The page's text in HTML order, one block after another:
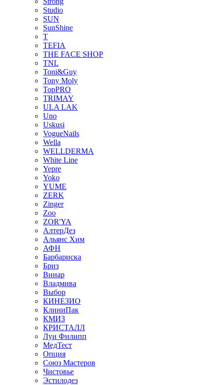
Studio
SUN
SunShine
T
TEFIA
THE FACE SHOP
TNL
Toni&Guy
Tony Moly
TopPRO
TRIMAY
ULA LAK
Uno
Uskusi
VogueNails
Wella
WELLDERMA
White Line
Yepre
Yoko
YUME
ZERK
Zinger
Zoo
ZOR'YA
АлтерДез
Альянс Хим
АФН
Барбариска
Бриз
Винар
Владмива
Выбор
КИНЕЗИО
КлиниПак
КМИЗ
КРИСТАЛЛ
Луи Филипп
МедТест
Опция
Союз Мастеров
Чистовье
Эстилодез